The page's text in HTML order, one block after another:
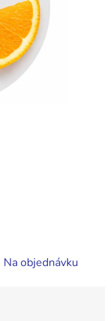
Na objednávku